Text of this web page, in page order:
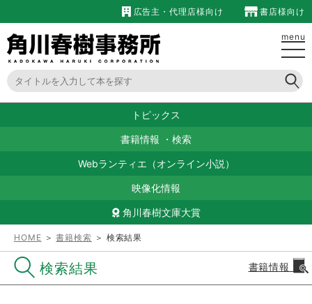
広告主・代理店様向け 書店様向け
menu
トピックス
書籍情報 ・ 検索
Webランティエ（オンライン小説）
映像化情報
角川春樹文庫大賞
HOME ＞書籍検索 ＞ 検索結果
検索結果 書籍情報